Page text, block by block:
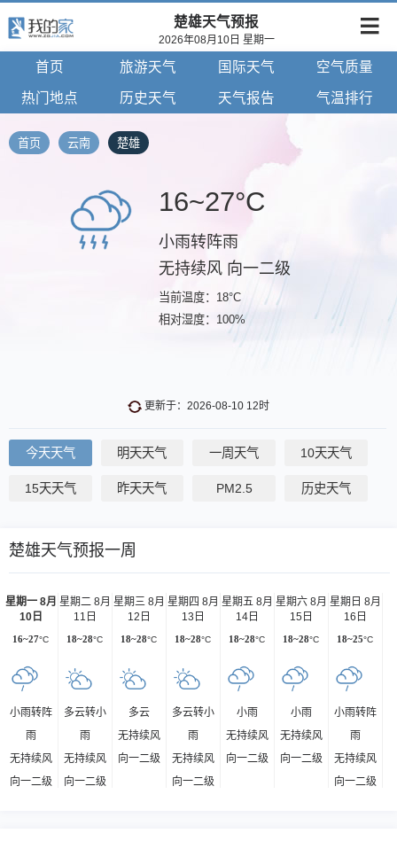
楚雄天气预报
2026年08月10日 星期一
首页 旅游天气 国际天气 空气质量
热门地点 历史天气 天气报告 气温排行
首页 云南 楚雄
16~27°C
小雨转阵雨
无持续风 向一二级
当前温度：18°C
相对湿度：100%
更新于：2026-08-10 12时
今天天气 明天天气 一周天气 10天天气
15天天气 昨天天气 PM2.5 历史天气
楚雄天气预报一周
星期一 8月
10日
16~27°C
小雨转阵
雨
无持续风
向一二级
星期二 8月
11日
18~28°C
多云转小
雨
无持续风
向一二级
星期三 8月
12日
18~28°C
多云
无持续风
向一二级
星期四 8月
13日
18~28°C
多云转小
雨
无持续风
向一二级
星期五 8月
14日
18~28°C
小雨
无持续风
向一二级
星期六 8月
15日
18~28°C
小雨
无持续风
向一二级
星期日 8月
16日
18~25°C
小雨转阵
雨
无持续风
向一二级